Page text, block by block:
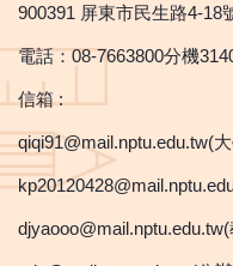
900391 屏東市民生路4-18
電話：08-7663800分機
信箱 :
qiqi91@mail.nptu.edu.tw(